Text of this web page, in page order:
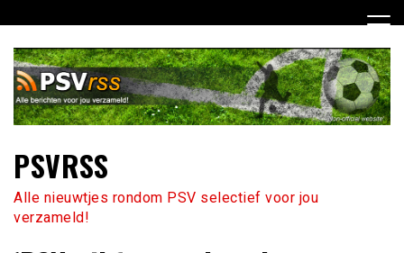
naar
inhoud
PSVRSS
Alle nieuwtjes rondom PSV selectief voor jou
verzameld!